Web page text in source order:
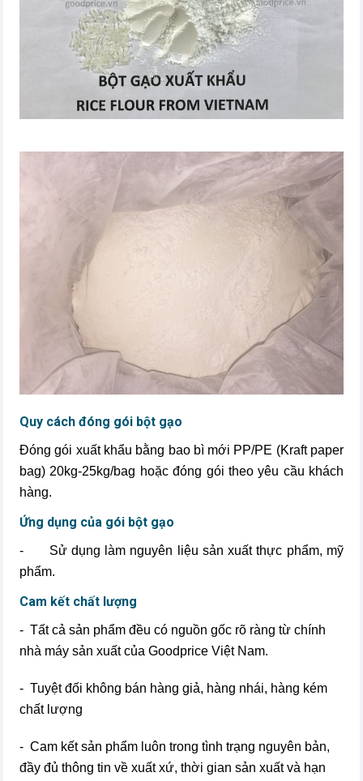
Quy cách đóng gói bột gạo
Đóng gói xuất khẩu bằng bao bì mới PP/PE (Kraft paper
bag) 20kg-25kg/bag hoặc đóng gói theo yêu cầu khách
hàng.
Ứng dụng của gói bột gạo
- Sử dụng làm nguyên liệu sản xuất thực phẩm, mỹ
phẩm.
Cam kết chất lượng
- Tất cả sản phẩm đều có nguồn gốc rõ ràng từ chính
nhà máy sản xuất của Goodprice Việt Nam.
- Tuyệt đối không bán hàng giả, hàng nhái, hàng kém
chất lượng
- Cam kết sản phẩm luôn trong tình trạng nguyên bản,
đầy đủ thông tin về xuất xứ, thời gian sản xuất và hạn